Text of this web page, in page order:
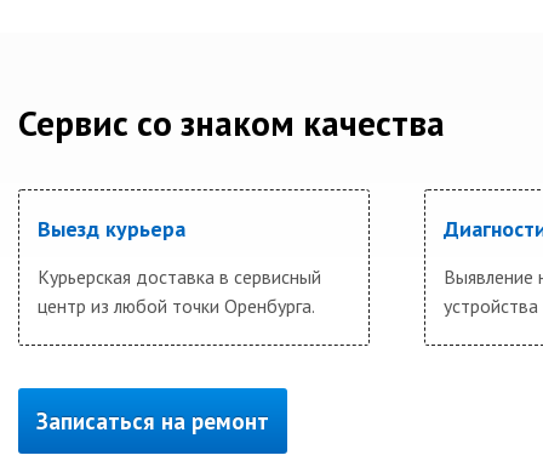
Сервис со знаком качества
Выезд курьера
Курьерская доставка в сервисный
центр из любой точки Оренбурга.
Выявление
Записаться на ремонт